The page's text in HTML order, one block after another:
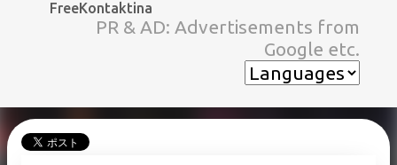
スキップしてメイン コンテンツに移動
FreeKontaktina
PR & AD: Advertisements from
Google etc.